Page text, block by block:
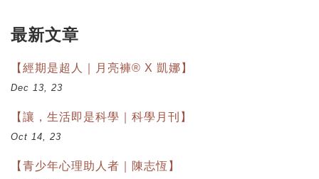
最新文章
【經期是超人｜月亮褲® X 凱娜】
Dec 13, 23
【讓，生活即是科學｜科學月刊】
Oct 14, 23
【青少年心理助人者｜陳志恆】